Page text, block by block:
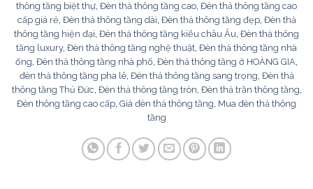
thông tầng biệt thự, Đèn thả thông tầng cao, Đèn thả thông tầng cao
cấp giá rẻ, Đèn thả thông tầng dài, Đèn thả thông tầng đẹp, Đèn thả
thông tầng hiện đại, Đèn thả thông tầng kiểu châu Âu, Đèn thả thông
tầng luxury, Đèn thả thông tầng nghệ thuật, Đèn thả thông tầng nhà
ống, Đèn thả thông tầng nhà phố, Đèn thả thông tầng ở HOÀNG GIA,
đèn thả thông tầng pha lê, Đèn thả thông tầng sang trọng, Đèn thả
thông tầng Thủ Đức, Đèn thả thông tầng tròn, Đèn thả trần thông tầng,
Đèn thông tầng cao cấp, Giá đèn thả thông tầng, Mua đèn thả thông
tầng